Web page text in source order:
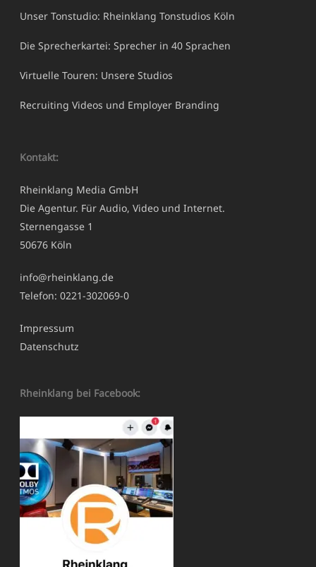
Unser Tonstudio: Rheinklang Tonstudios Köln
Die Sprecherkartei: Sprecher in 40 Sprachen
Virtuelle Touren: Unsere Studios
Recruiting Videos und Employer Branding
Kontakt:
Rheinklang Media GmbH
Die Agentur. Für Audio, Video und Internet.
Sternengasse 1
50676 Köln
info@rheinklang.de
Telefon: 0221-302069-0
Impressum
Datenschutz
Rheinklang bei Facebook: